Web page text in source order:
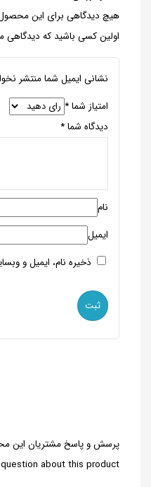
هیچ دیدگاهی برای این
اولین کسی باشید که
نشانی ایمیل شما منتشر
امتیاز شما*
دیدگاه شما*
نام
ایمیل
ذخیره نام، ایمیل و
پرسش و پاسخ مشتریان این
about this product.